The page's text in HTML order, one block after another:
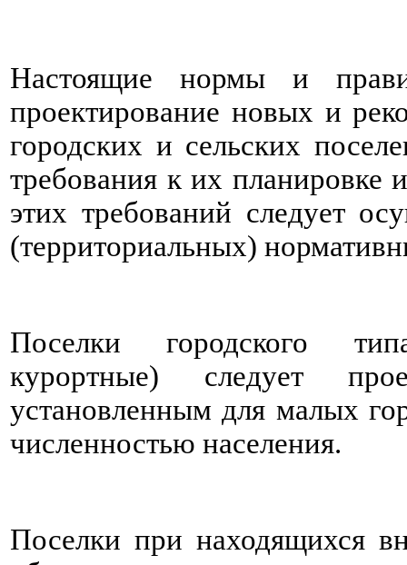
Настоящие нормы и
проектирование новых и
городских и сельских
требования к их планировке
этих требований следует
(территориальных)
Поселки городского
курортные) следует
установленным для малых
численностью населения.
Поселки при находящихся